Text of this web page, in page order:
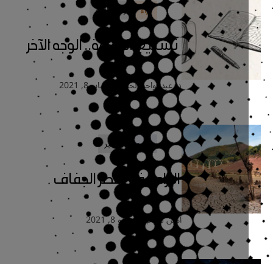
آراء آراء ثقافية
تسليع الثقافة.. الوجه الآخر
د. عبدالواحد الحميد مايو 8, 2021
علوم مختبر
الزراعة في عصر الجفاف
أمين‭ ‬نجيب مايو 8, 2021